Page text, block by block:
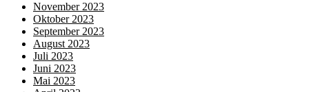
November 2023
Oktober 2023
September 2023
August 2023
Juli 2023
Juni 2023
Mai 2023